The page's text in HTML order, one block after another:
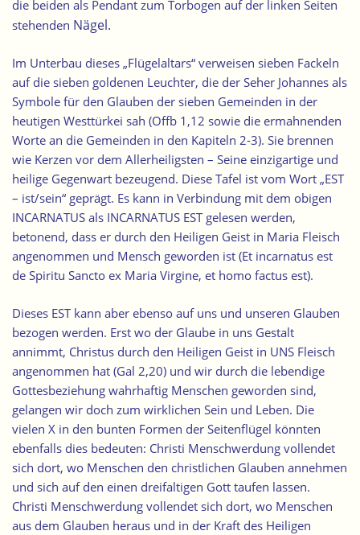
die beiden als Pendant zum Torbogen auf der linken Seiten
stehenden Nägel.
Im Unterbau dieses „Flügelaltars“ verweisen sieben Fackeln
auf die sieben goldenen Leuchter, die der Seher Johannes als
Symbole für den Glauben der sieben Gemeinden in der
heutigen Westtürkei sah (Offb 1,12 sowie die ermahnenden
Worte an die Gemeinden in den Kapiteln 2-3). Sie brennen
wie Kerzen vor dem Allerheiligsten – Seine einzigartige und
heilige Gegenwart bezeugend. Diese Tafel ist vom Wort „EST
– ist/sein“ geprägt. Es kann in Verbindung mit dem obigen
INCARNATUS als INCARNATUS EST gelesen werden,
betonend, dass er durch den Heiligen Geist in Maria Fleisch
angenommen und Mensch geworden ist (Et incarnatus est
de Spiritu Sancto ex Maria Virgine, et homo factus est).
Dieses EST kann aber ebenso auf uns und unseren Glauben
bezogen werden. Erst wo der Glaube in uns Gestalt
annimmt, Christus durch den Heiligen Geist in UNS Fleisch
angenommen hat (Gal 2,20) und wir durch die lebendige
Gottesbeziehung wahrhaftig Menschen geworden sind,
gelangen wir doch zum wirklichen Sein und Leben. Die
vielen X in den bunten Formen der Seitenflügel könnten
ebenfalls dies bedeuten: Christi Menschwerdung vollendet
sich dort, wo Menschen den christlichen Glauben annehmen
und sich auf den einen dreifaltigen Gott taufen lassen.
Christi Menschwerdung vollendet sich dort, wo Menschen
aus dem Glauben heraus und in der Kraft des Heiligen